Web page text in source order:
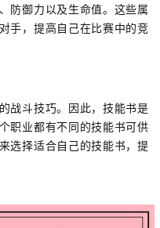
防御力以及生命值。这些属
手，提高自己在比赛中的竞
战斗技巧。因此，技能书是
职业都有不同的技能书可供
选择适合自己的技能书，提